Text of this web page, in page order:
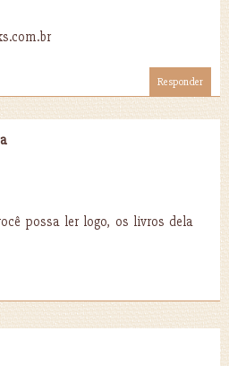
Responder
possa ler logo, os livros dela